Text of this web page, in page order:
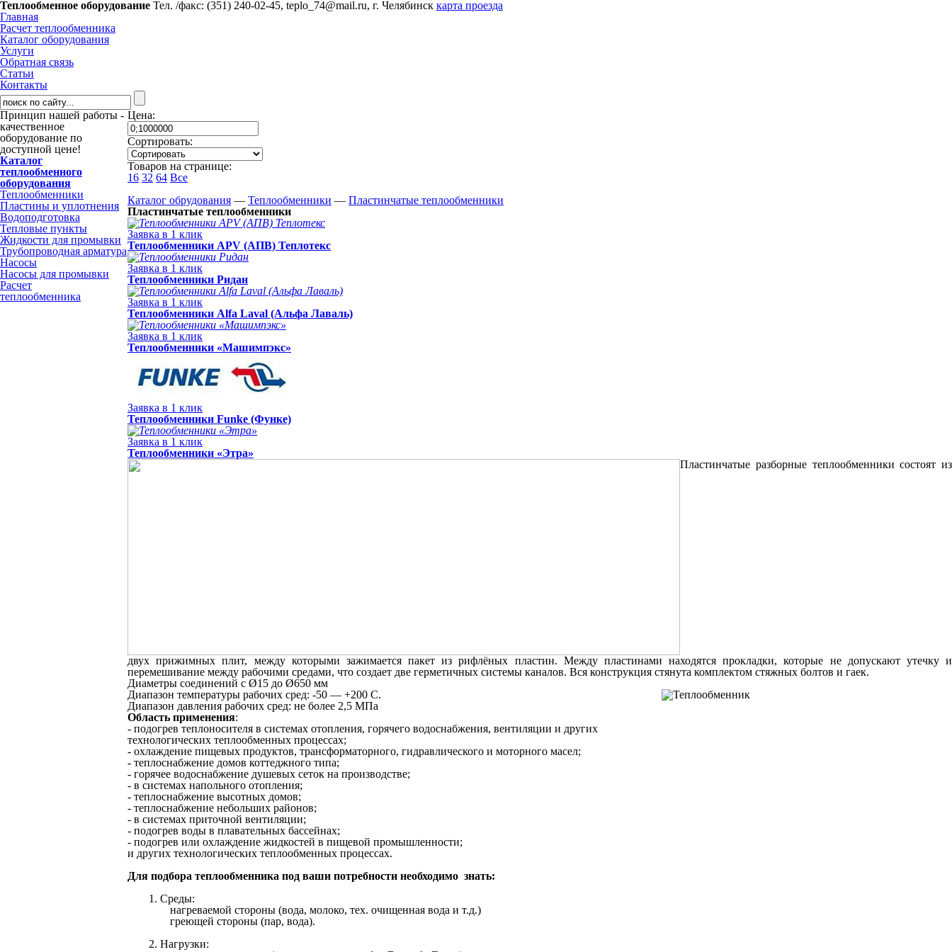
Теплообменное оборудование Тел. /факс: (351) 240-02-45, teplo_74@mail.ru, г. Челябинск карта проезда
Главная
Расчет теплообменника
Каталог оборудования
Услуги
Обратная связь
Статьи
Контакты
Принцип нашей работы -
качественное
оборудование по
доступной цене!
Каталог
теплообменного
оборудования
Теплообменники
Пластины и уплотнения
Водоподготовка
Тепловые пункты
Жидкости для промывки
Трубопроводная арматура
Насосы
Насосы для промывки
Расчет
теплообменника
Цена:
Сортировать:
Товаров на странице:
16 32 64 Все
Каталог обрудования — Теплообменники — Пластинчатые теплообменники
Пластинчатые теплообменники
Заявка в 1 клик
Теплообменники APV (АПВ) Теплотекс
Заявка в 1 клик
Теплообменники Ридан
Заявка в 1 клик
Теплообменники Alfa Laval (Альфа Лаваль)
Заявка в 1 клик
Теплообменники «Машимпэкс»
Заявка в 1 клик
Теплообменники Funke (Функе)
Заявка в 1 клик
Теплообменники «Этра»
Пластинчатые разборные теплообменники состоят из
двух прижимных плит, между которыми зажимается пакет из рифлёных пластин. Между пластинами находятся прокладки, которые не допускают утечку и
перемешивание между рабочими средами, что создает две герметичных системы каналов. Вся конструкция стянута комплектом стяжных болтов и гаек.
Диаметры соединений с Ø15 до Ø650 мм
Диапазон температуры рабочих сред: -50 — +200 С.
Диапазон давления рабочих сред: не более 2,5 МПа
Область применения:
- подогрев теплоносителя в системах отопления, горячего водоснабжения, вентиляции и других
технологических теплообменных процессах;
- охлаждение пищевых продуктов, трансформаторного, гидравлического и моторного масел;
- теплоснабжение домов коттеджного типа;
- горячее водоснабжение душевых сеток на производстве;
- в системах напольного отопления;
- теплоснабжение высотных домов;
- теплоснабжение небольших районов;
- в системах приточной вентиляции;
- подогрев воды в плавательных бассейнах;
- подогрев или охлаждение жидкостей в пищевой промышленности;
и других технологических теплообменных процессах.
Для подбора теплообменника под ваши потребности необходимо знать:
1. Среды:
нагреваемой стороны (вода, молоко, тех. очищенная вода и т.д.)
греющей стороны (пар, вода).
2. Нагрузки: